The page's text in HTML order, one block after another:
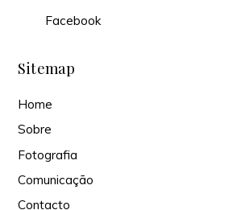
Facebook
Sitemap
Home
Sobre
Fotografia
Comunicação
Contacto